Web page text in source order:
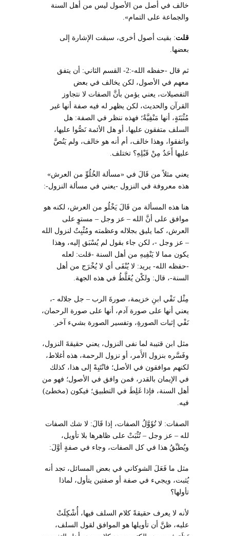
خالف في أصل من الأصول ليس من أهل السنة
والجماعة على التمام».
قلت: بقيت أصول أخرى، سبقت الإشارة إلى
بعضها.
ثم قال -حفظه الله-:2- القسم الثاني: أن يتفق
معهم في الأصول، لكن يخالف في بعض
التفصيلات، يعني يؤمن بأنَّ الصفات لا نتجاوز
القرآن والحديث، لكن يظهر له فيه صفة أنها غير
مُثْبَتَةٍ، أنها مَنْفِيَّةٌ؛ فهذه ننظر في الصفة: هل
السلف متفقون عليها، أو هل الأئمة نَصُّوا عليها،
واتفقوا، وهذا خالف، أم أنه هو خالف، ولم يَنُصَّ
عليها أَحَدٌ مِنْ قَبْلِهِ؟ تختلف.
يعني مثلاً من قَالَ في «مسألة الخُلُوِّ من العرش»
هذه معروفة في النزول -يعني في مسألة النزول-:
هنا هذه المسألة من قَالَ يَخْلُو من العرش، لكنه هو
موافق على أنَّ الله – عز وجل – مستوٍ على
العرش، كما يليق بجلاله وعظمته ومُثْبِتٌ لنزول الله
– عز وجل -، لكن جاء بقول لم يُسْبَق إليه، وهذا
يكون مما لا يَنْفِيهِ من أهل السنة -قلت: لعله
-حفظه الله- يريد: لا يُنْفَى أي لا يُخْرَج من أهل
السنة-، قال: ولكْن يُغَلَّطُ في هذه الجهة.
مِثْل نَفْي ابنِ خزيمة، صورةَ الرب – جل جلاله -،
يعني أنها على صورة آدم، أنها على صورة الرحمان،
نَفْي إثبات الصورةِ، وتفسير الصورة بشيء آخر.
مثل ابن قتيبة لما نفى النزول، يعني حقيقةَ النزول،
وفَسَّره بنزول الأَمر، أو نزول الرحمة، هذه أغلاط،
لكنهم موافقون في الأصل؛ فانْتَبِهْ إلى هذا، كذلك
في الإيمان بالقدر، فمن وافق في الأصول؛ فهو من
أهل السنة، فإذا غَلِطَ في التطبيق؛ فيكون (مخطئ)
فيه.
الصفات: لا تُؤَوَّلُ الصفات، إذا قَالَ: لا شك الصفات
لله – عز وجل – تُثْبَتْ على ظاهرها بلا تأويل،
ويُطبِّقُ هذا في كل الصفات، وجاء في صفةٍ أوَّلَ:
مثل ما فَعَلَ الشوكاني في بعض المسائل، تجد أنه
يُثبت، ويجيء في صفة أو صفتين يتأول، لماذا
تأولها؟
لأنه لا يعرف حقيقةً كلام السلف فيها، أُشْكِلَتْ
عليه، ظنَّ أن تأويلها هو الموافق لقول السلف،